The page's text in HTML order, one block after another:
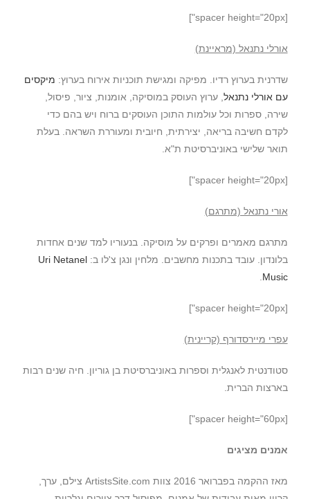
[spacer height="20px"]
אורלי נתנאל (מראיינת)
שדרנית בערוץ רדיו. מפיקה ומגישת תוכניות אירוח בערוץ: מיקסים
עם אורלי נתנאל , ערוץ העוסק במוסיקה, אומנות, ציור, פיסול,
שירה, ספרות וכל עולמות התוכן העוסקים ברוח ויש בהם כדי
לקדם חשיבה בריאה, יצירתית, חיובית ומעוררת השראה. בעלת
תואר שלישי באוניברסיטת ת"א.
[spacer height="20px"]
אורי נתנאל (מתרגם)
מתרגם מאמרים ופרקים על מוסיקה. בנעוריו למד שנים אחדות
בלונדון. עובד בתכנות מחשבים. מלחין ונגן צ'לו ב:Uri Netanel
Music
[spacer height="20px"]
עפרי מיירסדורף (קריינית)
סטודנטית לאנגלית וספרות באוניברסיטת בן גוריון. חיה שנים רבות
בארצות הברית.
[spacer height="60px"]
אמנים מציגים
מאז ההקמה בפברואר 2016 צוות ArtistsSite.com צילם, ערך,